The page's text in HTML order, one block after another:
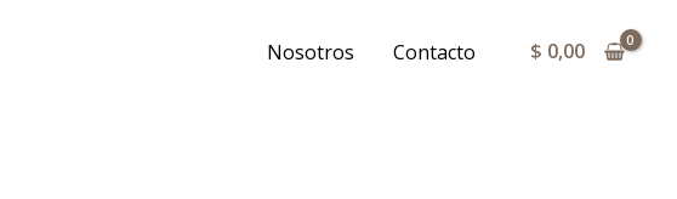
Nosotros Contacto $ 0,00